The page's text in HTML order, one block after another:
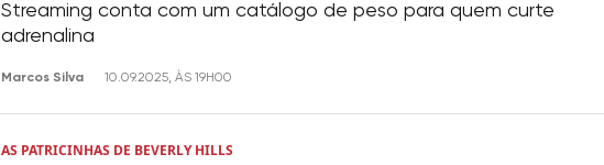
Streaming conta com um catálogo de peso para quem curte
adrenalina
Marcos Silva 10.09.2025, ÀS 19H00
AS PATRICINHAS DE BEVERLY HILLS